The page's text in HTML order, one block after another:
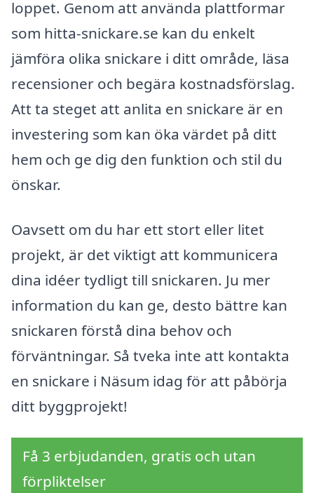
loppet. Genom att använda plattformar
som hitta-snickare.se kan du enkelt
jämföra olika snickare i ditt område, läsa
recensioner och begära kostnadsförslag.
Att ta steget att anlita en snickare är en
investering som kan öka värdet på ditt
hem och ge dig den funktion och stil du
önskar.
Oavsett om du har ett stort eller litet
projekt, är det viktigt att kommunicera
dina idéer tydligt till snickaren. Ju mer
information du kan ge, desto bättre kan
snickaren förstå dina behov och
förväntningar. Så tveka inte att kontakta
en snickare i Näsum idag för att påbörja
ditt byggprojekt!
Få 3 erbjudanden, gratis och utan
förpliktelser